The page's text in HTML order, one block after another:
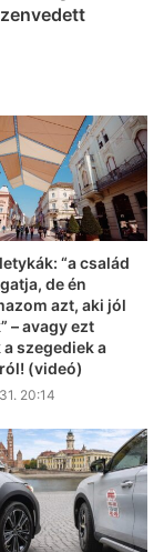
“a család
de én
azt, aki jól
– avagy ezt
szegediek a
(videó)
20:14